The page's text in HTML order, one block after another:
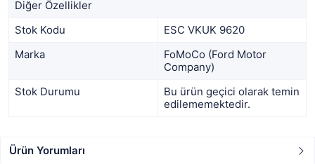
Diğer Özellikler
Stok Kodu
ESC VKUK 9620
Marka
FoMoCo (Ford Motor
Company)
Stok Durumu
Bu ürün geçici olarak temin
edilememektedir.
Ürün Yorumları